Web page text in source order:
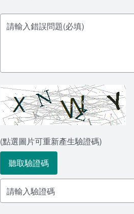
(點選圖片可重新產生驗證碼)
聽取驗證碼